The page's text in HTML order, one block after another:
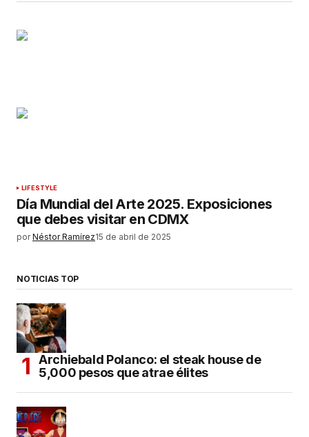
LIFESTYLE
Día Mundial del Arte 2025. Exposiciones
que debes visitar en CDMX
por Néstor Ramírez15 de abril de 2025
NOTICIAS TOP
Archiebald Polanco: el steak house de
5,000 pesos que atrae élites